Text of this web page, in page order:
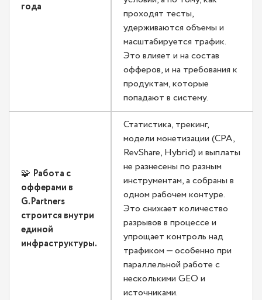
года
проходят тесты,
удерживаются объемы и
масштабируется трафик.
Это влияет и на состав
офферов, и на требования к
продуктам, которые
попадают в систему.
🧩 Работа с
офферами в
G.Partners
строится внутри
единой
инфраструктуры.
Статистика, трекинг,
модели монетизации (CPA,
RevShare, Hybrid) и выплаты
не разнесены по разным
инструментам, а собраны в
одном рабочем контуре.
Это снижает количество
разрывов в процессе и
упрощает контроль над
трафиком — особенно при
параллельной работе с
несколькими GEO и
источниками.